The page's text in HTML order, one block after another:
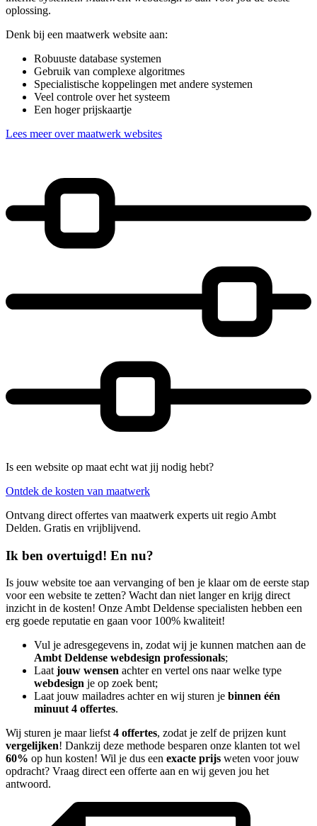
oplossing.
Denk bij een maatwerk website aan:
Robuuste database systemen
Gebruik van complexe algoritmes
Specialistische koppelingen met andere systemen
Veel controle over het systeem
Een hoger prijskaartje
Lees meer over maatwerk websites
Is een website op maat echt wat jij nodig hebt?
Ontdek de kosten van maatwerk
Ontvang direct offertes van maatwerk experts uit regio Ambt
Delden. Gratis en vrijblijvend.
Ik ben overtuigd! En nu?
Is jouw website toe aan vervanging of ben je klaar om de eerste stap
voor een website te zetten? Wacht dan niet langer en krijg direct
inzicht in de kosten! Onze Ambt Deldense specialisten hebben een
erg goede reputatie en gaan voor 100% kwaliteit!
Vul je adresgegevens in, zodat wij je kunnen matchen aan de
Ambt Deldense webdesign professionals;
Laat jouw wensen achter en vertel ons naar welke type
webdesign je op zoek bent;
Laat jouw mailadres achter en wij sturen je binnen één
minuut 4 offertes.
Wij sturen je maar liefst 4 offertes, zodat je zelf de prijzen kunt
vergelijken! Dankzij deze methode besparen onze klanten tot wel
60% op hun kosten! Wil je dus een exacte prijs weten voor jouw
opdracht? Vraag direct een offerte aan en wij geven jou het
antwoord.